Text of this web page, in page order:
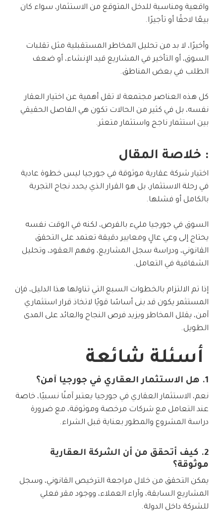
واقعية ومناسبة للدخل المتوقع من الاستثمار، سواء كان
بيعًا لاحقًا أو تأجيرًا.
وأخيرًا، لا بد من تحليل المخاطر المستقبلية مثل تقلبات
السوق، أو التأخير في المشاريع قيد الإنشاء، أو ضعف
الطلب في بعض المناطق.
كل هذه العناصر مجتمعة لا تقل أهمية عن اختيار العقار
نفسه، بل في كثير من الحالات تكون هي الفاصل الحقيقي
بين استثمار ناجح واستثمار متعثر.
: خلاصة المقال
اختيار شركة عقارية موثوقة في جورجيا ليس خطوة عادية
في رحلة الاستثمار، بل هو القرار الذي يحدد نجاح التجربة
بالكامل أو فشلها.
السوق في جورجيا مليء بالفرص، لكنه في الوقت نفسه
يحتاج إلى وعي عالٍ ومعايير دقيقة تعتمد على التحقق
القانوني، ودراسة سجل المشاريع، وفهم العقود، وتحليل
الشفافية في التعامل.
إذا تم الالتزام بالخطوات السبع التي تناولها هذا الدليل، فإن
المستثمر يكون قد بنى أساسًا قويًا لاتخاذ قرار استثماري
آمن، يقلل المخاطر ويزيد فرص النجاح والعائد على المدى
الطويل.
أسئلة شائعة
1. هل الاستثمار العقاري في جورجيا آمن؟
نعم، الاستثمار العقاري في جورجيا يعتبر آمنًا نسبيًا، خاصة
عند التعامل مع شركات مرخصة وموثوقة، مع ضرورة
دراسة المشروع والمطور بعناية قبل الشراء.
2. كيف أتحقق من أن الشركة العقارية
موثوقة؟
يمكن التحقق من خلال مراجعة الترخيص القانوني، وسجل
المشاريع السابقة، وآراء العملاء، ووجود مقر فعلي
للشركة داخل الدولة.